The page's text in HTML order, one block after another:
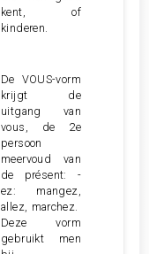
kent, of
kinderen.
De VOUS-vorm
krijgt de
uitgang van
vous, de 2e
persoon
meervoud van
de présent: -
ez: mangez,
allez, marchez.
Deze vorm
gebruikt men